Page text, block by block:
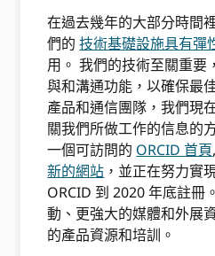
在過去幾年的大部分時間
們的技術基礎設施具有彈
用。 我們的技術至關重要
與和溝通功能，以確保最
產品和通信團隊，我們現
關我們所做工作的信息的
一個可訪問的 ORCID 首頁
新的網站 ，並正在努力實
ORCID 到 2020 年底註冊
動、更強大的媒體和外展
的產品資源和培訓。